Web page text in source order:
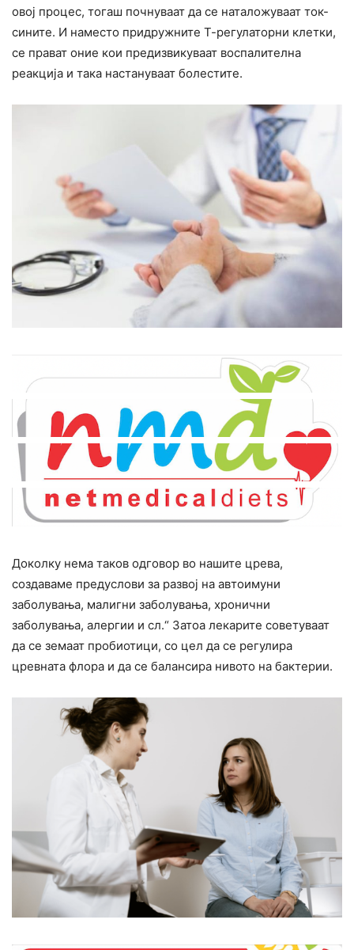
овој процес, тогаш почнуваат да се наталожуваат ток-
сините. И наместо придружните Т-регулаторни клетки,
се прават оние кои предизвикуваат воспалителна
реакција и така настануваат болестите.
Доколку нема таков одговор во нашите црева,
создаваме предуслови за развој на автоимуни
заболувања, малигни заболувања, хронични
заболувања, алергии и сл.“ Затоа лекарите советуваат
да се земаат пробиотици, со цел да се регулира
цревната флора и да се балансира нивото на бактерии.